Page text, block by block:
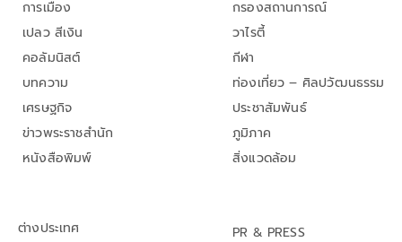
การเมือง
เปลว สีเงิน
คอลัมนิสต์
บทความ
เศรษฐกิจ
ข่าวพระราชสำนัก
หนังสือพิมพ์
กรองสถานการณ์
วาไรตี้
กีฬา
ท่องเที่ยว – ศิลปวัฒนธรรม
ประชาสัมพันธ์
ภูมิภาค
สิ่งแวดล้อม
ต่างประเทศ PR & PRESS